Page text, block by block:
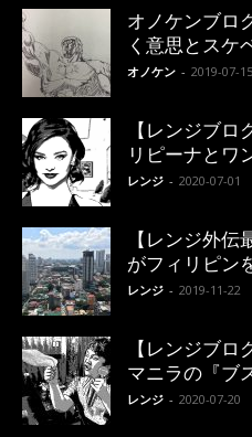
オノケンブロ
く意思とスケ
オノケン - 2019-07-15
【レンジブ
リピーナとワ
レンジ - 2020-07-01
【レンジ外
がフィリピン
レンジ - 2019-11-22
【レンジブ
マニラの『ブ
レンジ - 2020-07-20